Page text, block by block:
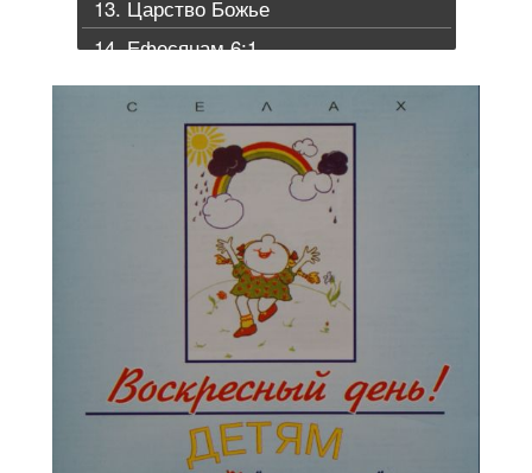
13. Царство Божье
14. Ефесянам 6:1
15. Свят Господь
16. Колыбельная